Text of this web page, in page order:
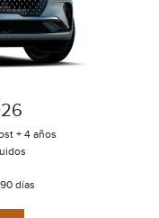
+ 4 años
días